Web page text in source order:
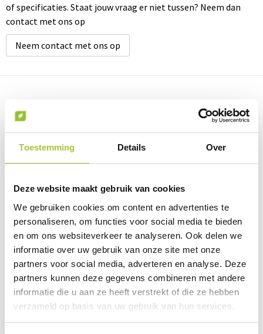
Toestemming Details Over
Deze website maakt gebruik van cookies
We gebruiken cookies om content en advertenties te
personaliseren, om functies voor social media te bieden
en om ons websiteverkeer te analyseren. Ook delen we
informatie over uw gebruik van onze site met onze
partners voor social media, adverteren en analyse. Deze
partners kunnen deze gegevens combineren met andere
informatie die u aan ze heeft verstrekt of die ze hebben
verzameld op basis van uw gebruik van hun services.
of specificaties. Staat jouw vraag er niet tussen? Neem dan
contact met ons op
Neem contact met ons op
Omschrijving
Specificaties
Prijsinformatie
Indien de staffels niet aanwezig zijn moet je
eerst een optie hierboven selecteren
×
Draai uw mobiel voor de Prijs informatie